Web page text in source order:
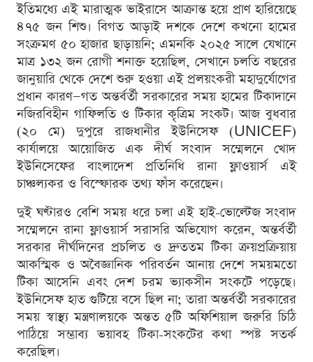
ইতিমধ্যে এই মারাত্মক ভাইরাসে আক্রান্ত হয়ে প্রাণ হারিয়েছে
৪৭৫ জন শিশু। বিগত আড়াই দশকে দেশে কখনো হামের
সংক্রমণ ৫০ হাজার ছাড়ায়নি; এমনকি ২০২৫ সালে যেখানে
মাত্র ১৩২ জন রোগী শনাক্ত হয়েছিল, সেখানে চলতি বছরের
জানুয়ারি থেকে দেশে শুরু হওয়া এই প্রলয়ংকরী মহাদুর্যোগের
প্রধান কারণ—গত অন্তর্বর্তী সরকারের সময় হামের টিকাদানে
নজিরবিহীন গাফিলতি ও টিকার কৃত্রিম সংকট। আজ বুধবার
(২০ মে) দুপুরে রাজধানীর ইউনিসেফ (UNICEF)
কার্যালয়ে আয়োজিত এক দীর্ঘ সংবাদ সম্মেলনে খোদ
ইউনিসেফের বাংলাদেশ প্রতিনিধি রানা ফ্লাওয়ার্স এই
চাঞ্চল্যকর ও বিস্ফোরক তথ্য ফাঁস করেছেন।
দুই ঘণ্টারও বেশি সময় ধরে চলা এই হাই-ভোল্টেজ সংবাদ
সম্মেলনে রানা ফ্লাওয়ার্স সরাসরি অভিযোগ করেন, অন্তর্বর্তী
সরকার দীর্ঘদিনের প্রচলিত ও দ্রুততম টিকা ক্রয়প্রক্রিয়ায়
আকস্মিক ও অবৈজ্ঞানিক পরিবর্তন আনায় দেশে সময়মতো
টিকা আসেনি এবং দেশ চরম ভ্যাকসীন সংকটে পড়েছে।
ইউনিসেফ হাত গুটিয়ে বসে ছিল না; তারা অন্তর্বর্তী সরকারের
সময় স্বাস্থ্য মন্ত্রণালয়কে অন্তত ৫টি অফিশিয়াল জরুরি চিঠি
পাঠিয়ে সম্ভাব্য ভয়াবহ টিকা-সংকটের কথা স্পষ্ট সতর্ক
করেছিল।